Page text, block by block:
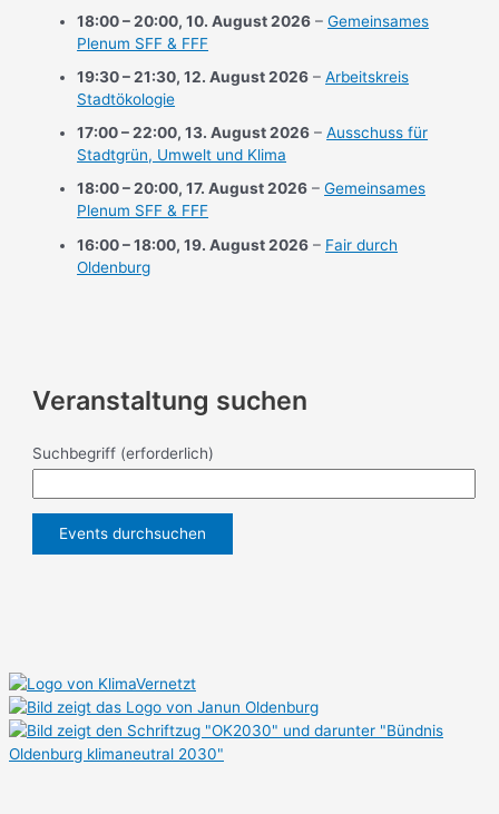
18:00–20:00,10. August 2026 –Gemeinsames
Plenum SFF & FFF
19:30–21:30,12. August 2026 –Arbeitskreis
Stadtökologie
17:00–22:00,13. August 2026 –Ausschuss für
Stadtgrün, Umwelt und Klima
18:00–20:00,17. August 2026 –Gemeinsames
Plenum SFF & FFF
16:00–18:00,19. August 2026 – Fair durch
Oldenburg
Veranstaltung suchen
Suchbegriff (erforderlich)